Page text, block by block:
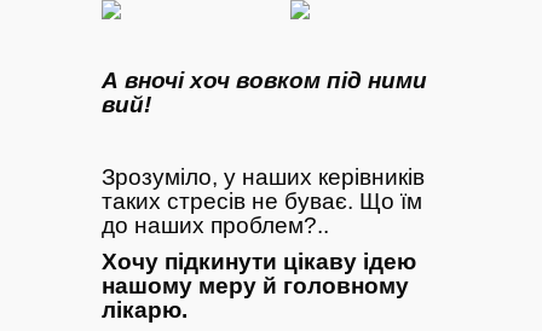
А вночі хоч вовком під ними
вий!
Зрозуміло, у наших керівників
таких стресів не буває. Що їм
до наших проблем?..
Хочу підкинути цікаву ідею
нашому меру й головному
лікарю.